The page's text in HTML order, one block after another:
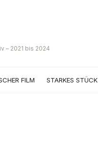
– 2021 bis 2024
FILM STARKES STÜCK